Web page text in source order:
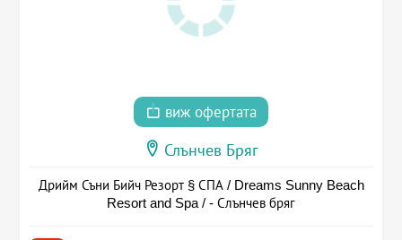
виж офертата
Слънчев Бряг
Дрийм Съни Бийч Резорт § СПА / Dreams Sunny Beach
Resort and Spa / - Слънчев бряг